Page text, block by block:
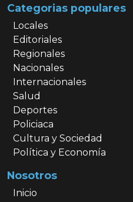
Categorias populares
Locales
Editoriales
Regionales
Nacionales
Internacionales
Salud
Deportes
Policiaca
Cultura y Sociedad
Política y Economía
Nosotros
Inicio